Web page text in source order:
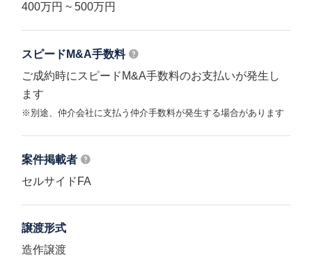
400万円 ~ 500万円
スピードM&A手数料
ご成約時にスピードM&A手数料のお支払いが発生し
ます
※別途、仲介会社に支払う仲介手数料が発生する場合があります
案件掲載者
セルサイドFA
譲渡形式
造作譲渡